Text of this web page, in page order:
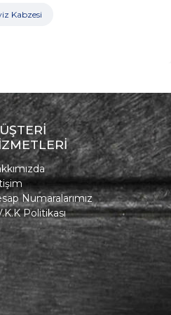
Kabzesi
Numaralarımız
Politikası